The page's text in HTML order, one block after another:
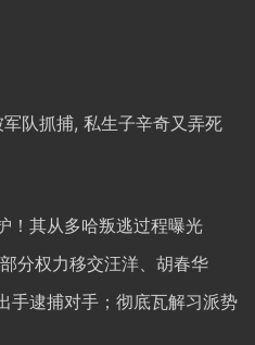
队抓捕, 私生子辛奇又弄死
！其从多哈叛逃过程曝光
分权力移交汪洋、胡春华
手逮捕对手；彻底瓦解习派势